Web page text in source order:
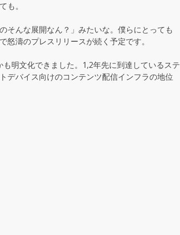
も。
そんな展開なん？」みたいな。僕らにとっても
濤のプレスリリースが続く予定です。
明文化できました。1,2年先に到達しているステ
デバイス向けのコンテンツ配信インフラの地位